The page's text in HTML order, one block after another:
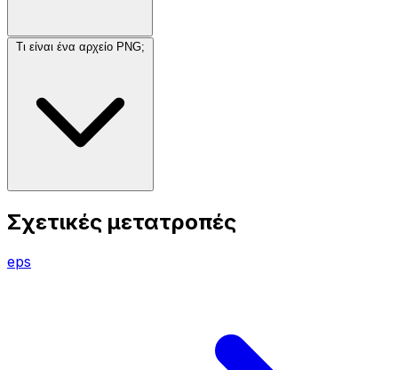
Τι είναι ένα αρχείο PNG;
Σχετικές μετατροπές
eps